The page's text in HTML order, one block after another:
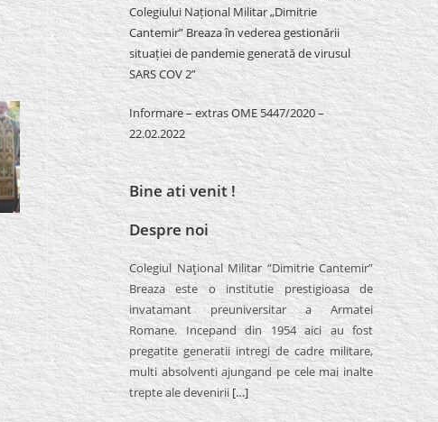
Colegiului Național Militar „Dimitrie
Cantemir” Breaza în vederea gestionării
situației de pandemie generată de virusul
SARS COV 2”
Informare – extras OME 5447/2020 –
22.02.2022
Bine ati venit !
Despre noi
Colegiul Naţional Militar “Dimitrie Cantemir”
Breaza este o institutie prestigioasa de
invatamant preuniversitar a Armatei
Romane. Incepand din 1954 aici au fost
pregatite generatii intregi de cadre militare,
multi absolventi ajungand pe cele mai inalte
trepte ale devenirii […]